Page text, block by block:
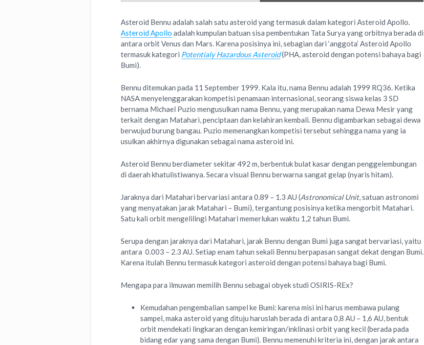
Asteroid Bennu adalah salah satu asteroid yang termasuk dalam kategori Asteroid Apollo.
Asteroid Apollo adalah kumpulan batuan sisa pembentukan Tata Surya yang orbitnya berada di
antara orbit Venus dan Mars. Karena posisinya ini, sebagian dari ‘anggota’ Asteroid Apollo
termasuk kategori Potentialy Hazardous Asteroid(PHA, asteroid dengan potensi bahaya bagi
Bumi).
Bennu ditemukan pada 11 September 1999. Kala itu, nama Bennu adalah 1999 RQ36. Ketika
NASA menyelenggarakan kompetisi penamaan internasional, seorang siswa kelas 3 SD
bernama Michael Puzio mengusulkan nama Bennu, yang merupakan nama Dewa Mesir yang
terkait dengan Matahari, penciptaan dan kelahiran kembali. Bennu digambarkan sebagai dewa
berwujud burung bangau. Puzio memenangkan kompetisi tersebut sehingga nama yang ia
usulkan akhirnya digunakan sebagai nama asteroid ini.
Asteroid Bennu berdiameter sekitar 492 m, berbentuk bulat kasar dengan penggelembungan
di daerah khatulistiwanya. Secara visual Bennu berwarna sangat gelap (nyaris hitam).
Jaraknya dari Matahari bervariasi antara 0.89 – 1.3 AU (Astronomical Unit, satuan astronomi
yang menyatakan jarak Matahari – Bumi), tergantung posisinya ketika mengorbit Matahari.
Satu kali orbit mengelilingi Matahari memerlukan waktu 1,2 tahun Bumi.
Serupa dengan jaraknya dari Matahari, jarak Bennu dengan Bumi juga sangat bervariasi, yaitu
antara 0.003 – 2.3 AU. Setiap enam tahun sekali Bennu berpapasan sangat dekat dengan Bumi.
Karena itulah Bennu termasuk kategori asteroid dengan potensi bahaya bagi Bumi.
Mengapa para ilmuwan memilih Bennu sebagai obyek studi OSIRIS-REx?
Kemudahan pengembalian sampel ke Bumi: karena misi ini harus membawa pulang
sampel, maka asteroid yang dituju haruslah berada di antara 0,8 AU – 1,6 AU, bentuk
orbit mendekati lingkaran dengan kemiringan/inklinasi orbit yang kecil (berada pada
bidang edar yang sama dengan Bumi). Bennu memenuhi kriteria ini, dengan jarak antara